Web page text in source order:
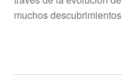
muchos